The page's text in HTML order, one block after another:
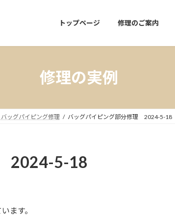
トップページ 修理のご案内
修理の実例
バッグパイピング修理 バッグパイピング部分修理 2024-5-18
2024-5-18
ます。